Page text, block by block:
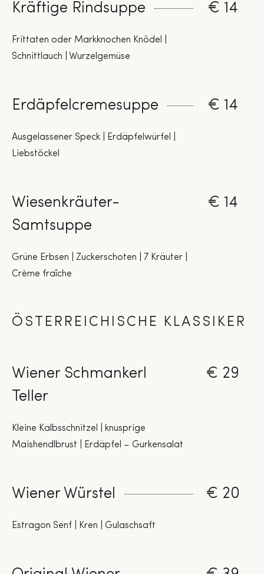
Kräftige Rindsuppe € 14
Frittaten oder Markknochen Knödel |
Schnittlauch | Wurzelgemüse
Erdäpfelcremesuppe € 14
Ausgelassener Speck | Erdäpfelwürfel |
Liebstöckel
Wiesenkräuter-
Samtsuppe
€ 14
Grüne Erbsen | Zuckerschoten | 7 Kräuter |
Crème fraîche
ÖSTERREICHISCHE KLASSIKER
Wiener Schmankerl
Teller
€ 29
Kleine Kalbsschnitzel | knusprige
Maishendlbrust | Erdäpfel – Gurkensalat
Wiener Würstel € 20
Estragon Senf | Kren | Gulaschsaft